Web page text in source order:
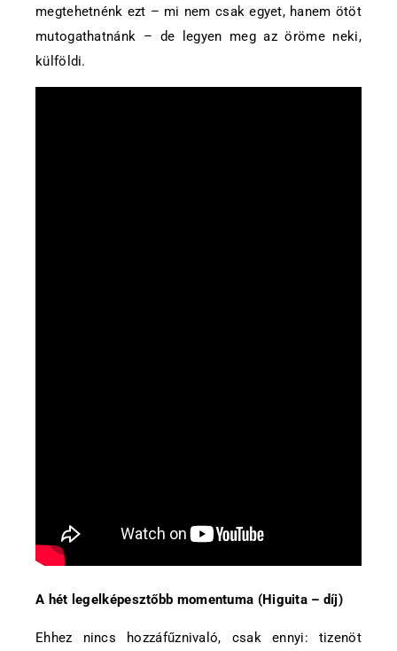
megtehetnénk ezt – mi nem csak egyet, hanem ötöt
mutogathatnánk – de legyen meg az öröme neki,
külföldi.
A hét legelképesztőbb momentuma (Higuita – díj)
Ehhez nincs hozzáfűznivaló, csak ennyi: tizenöt